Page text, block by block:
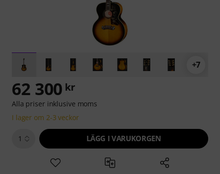
+7
62 300 kr
Alla priser inklusive moms
I lager om 2-3 veckor
1 LÄGG I VARUKORGEN